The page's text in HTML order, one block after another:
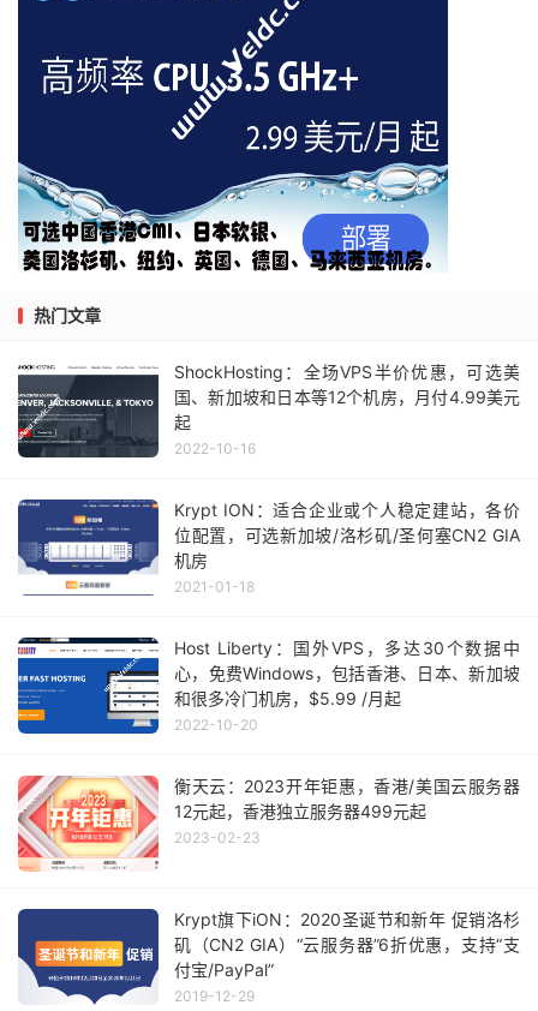
热门文章
ShockHosting：全场VPS半价优惠，可选美
国、新加坡和日本等12个机房，月付4.99美元
起
2022-10-16
Krypt ION：适合企业或个人稳定建站，各价
位配置，可选新加坡/洛杉矶/圣何塞CN2 GIA
机房
2021-01-18
Host Liberty：国外VPS，多达30个数据中
心，免费Windows，包括香港、日本、新加坡
和很多冷门机房，$5.99 /月起
2022-10-20
衡天云：2023开年钜惠，香港/美国云服务器
12元起，香港独立服务器499元起
2023-02-23
Krypt旗下iON：2020圣诞节和新年 促销洛杉
矶（CN2 GIA）“云服务器”6折优惠，支持“支
付宝/PayPal”
2019-12-29